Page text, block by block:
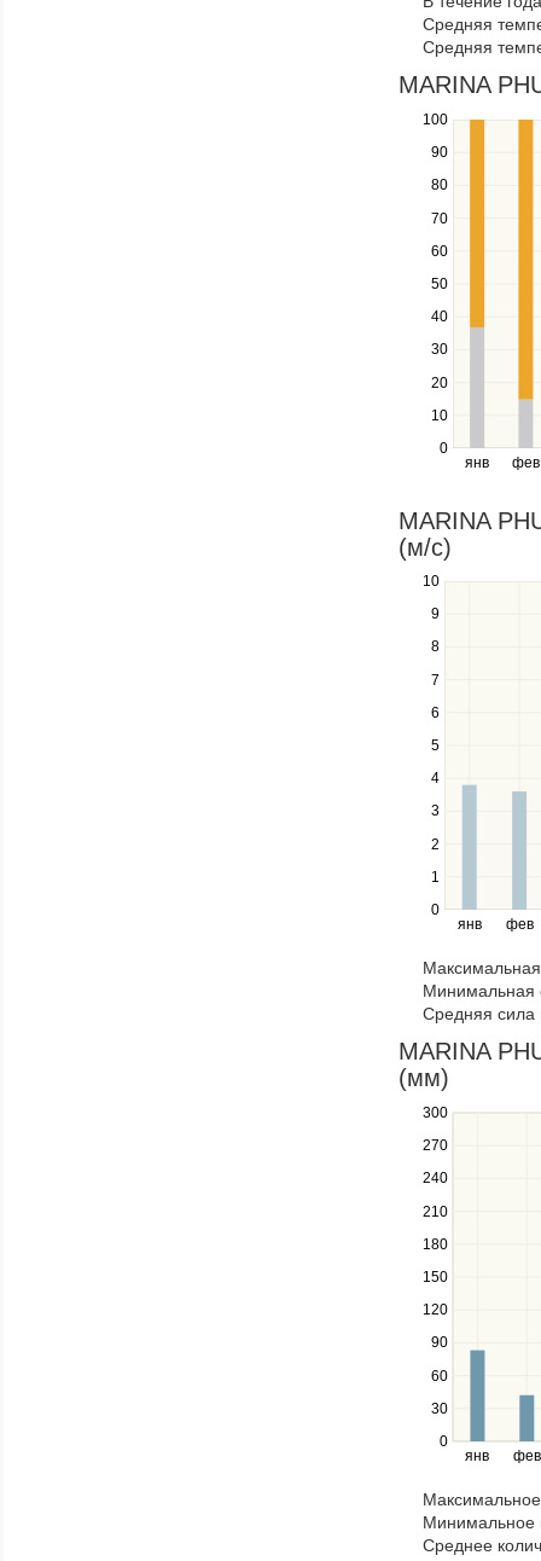
navigate
through
items
in
a
series.
Средняя
Средняя
MARINA
янв фев
0
10
20
30
40
50
60
70
80
90
100
Use
the
and
down
to
navigate
series.
Use
the
and
right
navigate
through
items
in
series.
MARINA
(м/c)
янв фев
0
1
2
3
4
5
6
7
8
9
10
Use
the
and
down
to
navigate
series.
Use
the
and
right
navigate
through
items
in
a
series.
Минимальная
Средняя сила
MARINA
(мм)
янв фев
0
30
60
90
120
150
180
210
240
270
300
Use
the
and
down
to
navigate
series.
Use
the
and
right
navigate
through
items
Минимальное
Среднее